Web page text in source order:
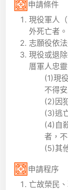
申請條件
現役軍人
外死亡者。
志願役依
現役或退
厝軍人忠靈
(1)現
不得
(2)因
(3)逃
(4)自
者，
(5)其
申請程序
亡故榮民